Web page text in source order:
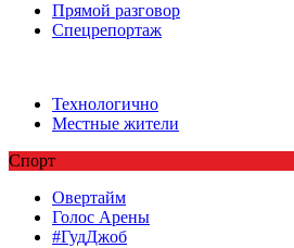
Прямой разговор
Спецрепортаж
Технологично
Местные жители
Спорт
Овертайм
Голос Арены
#ГудДжоб